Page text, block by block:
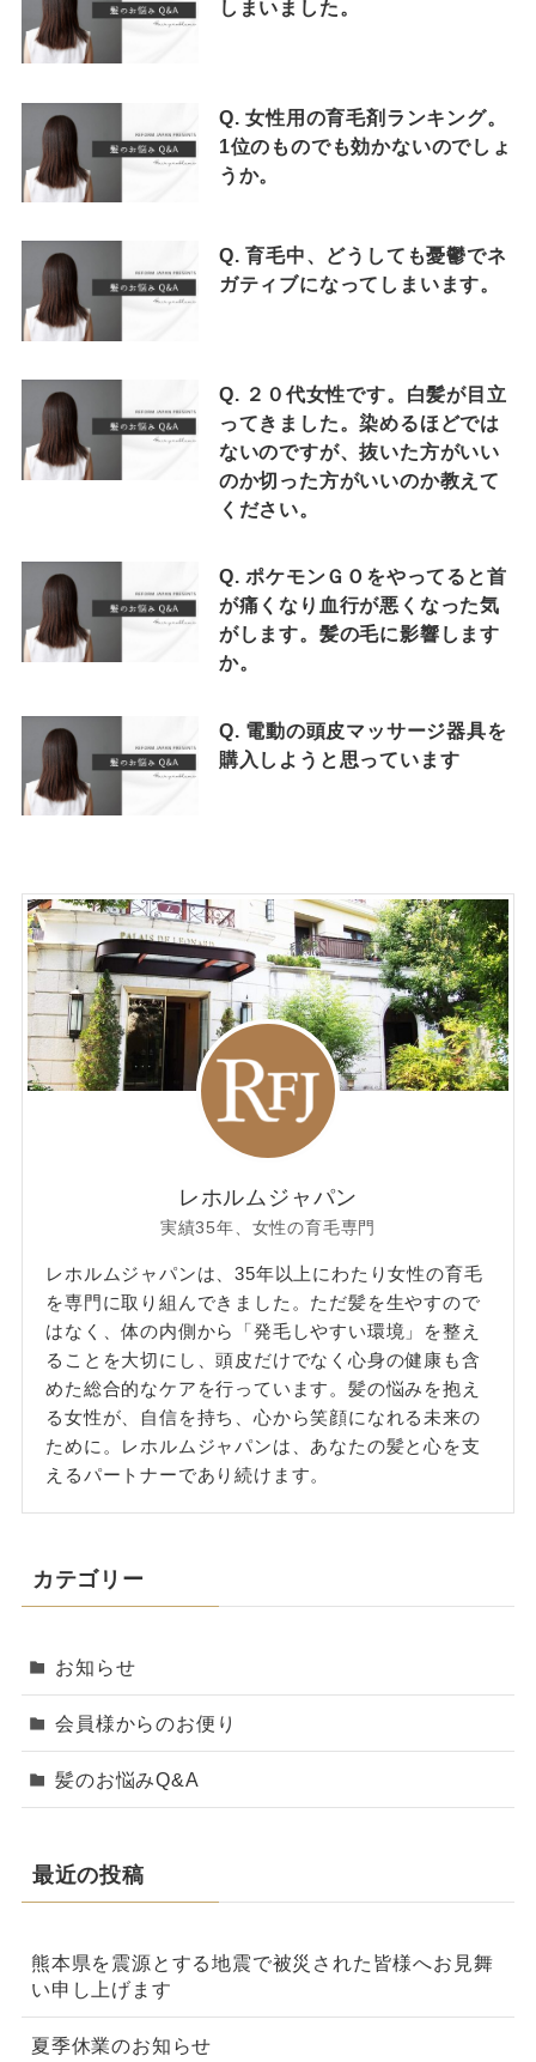
しまいました。
Q. 女性用の育毛剤ランキング。
1位のものでも効かないのでしょ
うか。
Q. 育毛中、どうしても憂鬱でネ
ガティブになってしまいます。
Q. ２０代女性です。白髪が目立
ってきました。染めるほどでは
ないのですが、抜いた方がいい
のか切った方がいいのか教えて
ください。
Q. ポケモンＧＯをやってると首
が痛くなり血行が悪くなった気
がします。髪の毛に影響します
か。
Q. 電動の頭皮マッサージ器具を
購入しようと思っています
レホルムジャパン
実績35年、女性の育毛専門
レホルムジャパンは、35年以上にわたり女性の育毛
を専門に取り組んできました。ただ髪を生やすので
はなく、体の内側から「発毛しやすい環境」を整え
ることを大切にし、頭皮だけでなく心身の健康も含
めた総合的なケアを行っています。髪の悩みを抱え
る女性が、自信を持ち、心から笑顔になれる未来の
ために。レホルムジャパンは、あなたの髪と心を支
えるパートナーであり続けます。
カテゴリー
お知らせ
会員様からのお便り
髪のお悩みQ&A
最近の投稿
熊本県を震源とする地震で被災された皆様へお見舞
い申し上げます
夏季休業のお知らせ